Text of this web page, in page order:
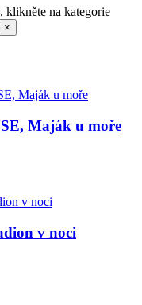
klikněte na kategorie
×
Maják u moře
v noci